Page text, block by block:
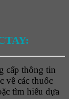
cấp thông tin
về các thuốc
tìm hiểu dựa